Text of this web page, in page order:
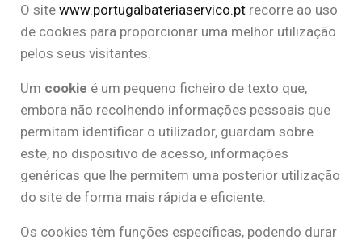
O site www.portugalbateriaservico.pt recorre ao uso
de cookies para proporcionar uma melhor utilização
pelos seus visitantes.
Um cookie é um pequeno ficheiro de texto que,
embora não recolhendo informações pessoais que
permitam identificar o utilizador, guardam sobre
este, no dispositivo de acesso, informações
genéricas que lhe permitem uma posterior utilização
do site de forma mais rápida e eficiente.
Os cookies têm funções específicas, podendo durar